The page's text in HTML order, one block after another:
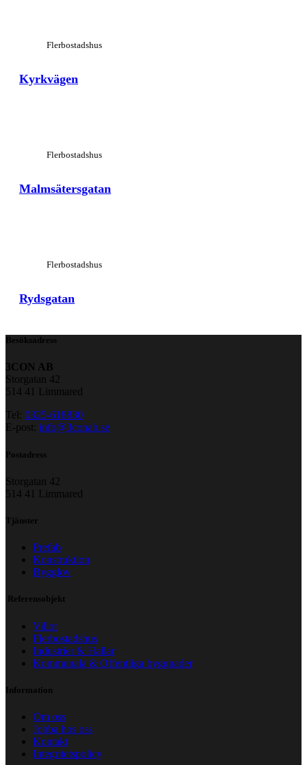
Flerbostadshus
Kyrkvägen
Flerbostadshus
Malmsätersgatan
Flerbostadshus
Rydsgatan
Besöksadress
3CON AB
Storgatan 42
514 41 Limmared
Tel: 0325-618830
E-post: info@3conab.se
Postadress
Storgatan 42
514 41 Limmared
Tjänster
Prefab
Konstruktion
Bygglov
Referensobjekt
Villor
Flerbostadshus
Industrier & Hallar
Kommunala & Offentliga byggnader
Information
Om oss
Jobba hos oss
Kontakt
Integritetspolicy